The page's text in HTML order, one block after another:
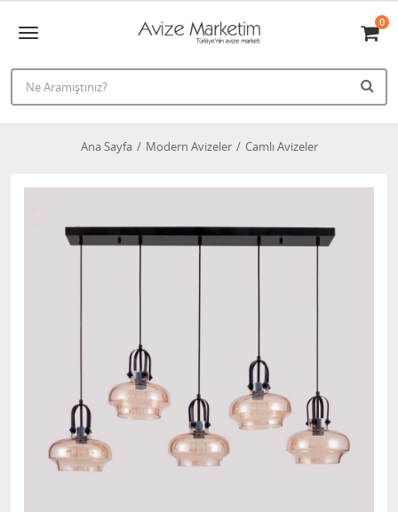
0
Ana Sayfa Modern Avizeler Camlı Avizeler